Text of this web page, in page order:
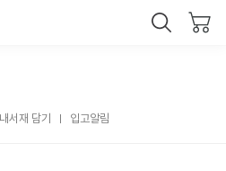
내서재 담기 입고알림